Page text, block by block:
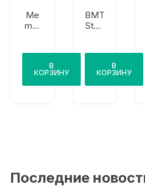
Me
mm
В
КОРЗИНУ
BMT
Steri
В
КОРЗИНУ
Последние